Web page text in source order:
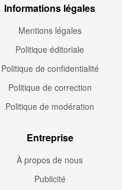
Informations légales
Mentions légales
Politique éditoriale
Politique de confidentialité
Politique de correction
Politique de modération
Entreprise
À propos de nous
Publicité